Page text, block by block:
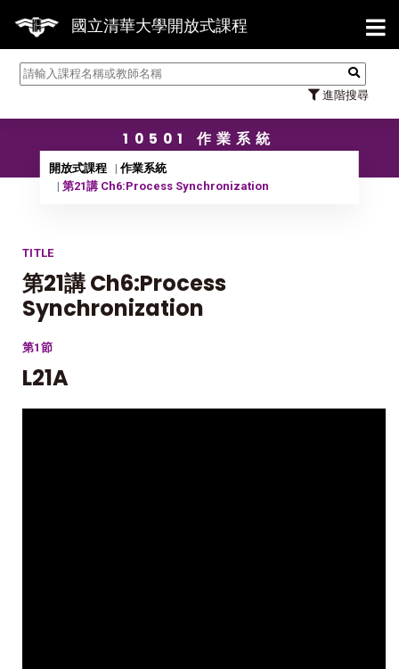
國立清華大學開放式課程
進階搜尋
【
10501 作業系統
開放式課程
作業系統
第21講 Ch6:Process Synchronization
TITLE
第21講 Ch6:Process
Synchronization
第1節
L21A